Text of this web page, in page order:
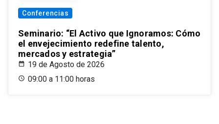
Conferencias
Seminario: “El Activo que Ignoramos: Cómo
el envejecimiento redefine talento,
mercados y estrategia”
19 de Agosto de 2026
09:00 a 11:00 horas